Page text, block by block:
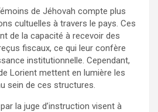
de Jéhovah compte plus
cultuelles à travers le pays. Ces
de la capacité à recevoir des
fiscaux, ce qui leur confère
institutionnelle. Cependant,
Lorient mettent en lumière les
sein de ces structures.
la juge d’instruction visent à